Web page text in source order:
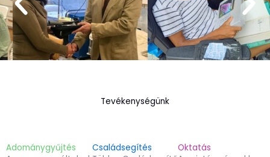
Tevékenységünk
Adománygyűjtés
Családsegítés
Oktatás